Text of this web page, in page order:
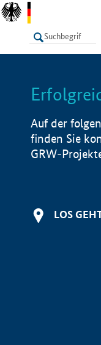
LISTE
Auf der
finden Sie
GRW-
LOS